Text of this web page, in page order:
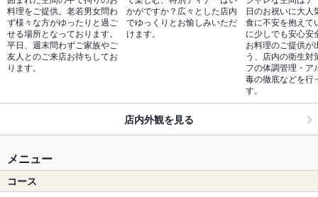
料理をご提供。老若男女問わ
ず様々な方がゆったりと過ご
せる場所となっております。
平日、週末問わずご家族やご
友人とのご来店お待ちしてお
ります。
かがですか？広々とした店内
でゆっくりとお愉しみいただ
けます。
日のお祝いに大人
食に不安を抱えて
に少しでも安心安
お料理のご提供が
う、店内の衛生対
フの体調管理・ア
毒の徹底などを行
す。
店内外観を見る
メニュー
コース